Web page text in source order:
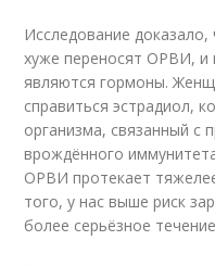
Исследование
хуже переносят ОРВИ, и
являются гормоны.
справиться эстрадиол,
организма, связанный с
врождённого
ОРВИ протекает
того, у нас выше риск
более серьёзное